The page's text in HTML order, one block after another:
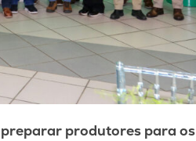
preparar produtores para os